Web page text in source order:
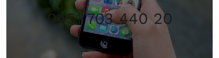
0451 703 440 20